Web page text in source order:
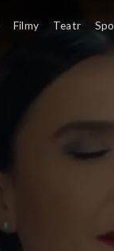
Filmy Teatr